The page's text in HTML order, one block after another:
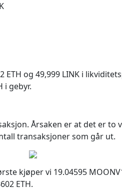
og 49,999 LINK i
i gebyr.
Årsaken er at det er to
transaksjoner som går ut.
kjøper vi 19.04595
ETH.